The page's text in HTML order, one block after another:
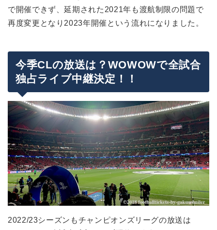
で開催できず、延期された2021年も渡航制限の問題で
再度変更となり2023年開催という流れになりました。
今季CLの放送は？WOWOWで全試合
独占ライブ中継決定！！
2022/23シーズンもチャンピオンズリーグの放送は